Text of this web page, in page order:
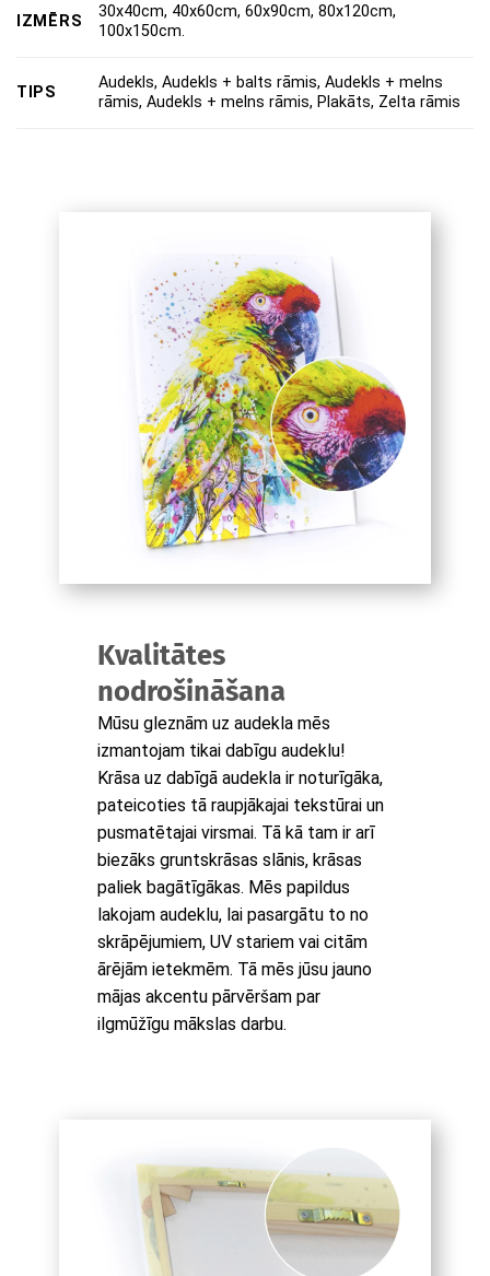
IZMĒRS
30x40cm, 40x60cm, 60x90cm, 80x120cm,
100x150cm.
TIPS
Audekls, Audekls + balts rāmis, Audekls + melns
rāmis, Audekls + melns rāmis, Plakāts, Zelta rāmis
Kvalitātes
nodrošināšana
Mūsu gleznām uz audekla mēs
izmantojam tikai dabīgu audeklu!
Krāsa uz dabīgā audekla ir noturīgāka,
pateicoties tā raupjākajai tekstūrai un
pusmatētajai virsmai. Tā kā tam ir arī
biezāks gruntskrāsas slānis, krāsas
paliek bagātīgākas. Mēs papildus
lakojam audeklu, lai pasargātu to no
skrāpējumiem, UV stariem vai citām
ārējām ietekmēm. Tā mēs jūsu jauno
mājas akcentu pārvēršam par
ilgmūžīgu mākslas darbu.